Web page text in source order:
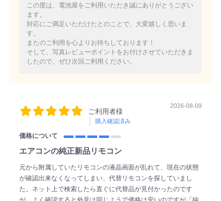
この度は、電池屋をご利用いただき誠にありがとうござい
ます。
対応にご満足いただけたとのことで、大変嬉しく思いま
す。
またのご利用を心よりお待ちしております！
そして、写真レビューポイントをお付けさせていただきま
したので、ぜひ次回ご利用ください。
ご利用者様
購入確認済み
2026-08-09
価格について
エアコンの純正新品リモコン
元から附属していたリモコンの液晶画面が乱れて、現在の状態
が確認出来なくなってしまい、代替リモコンを探していまし
た。ネット上で検索したら直ぐに代替品が見付かったのです